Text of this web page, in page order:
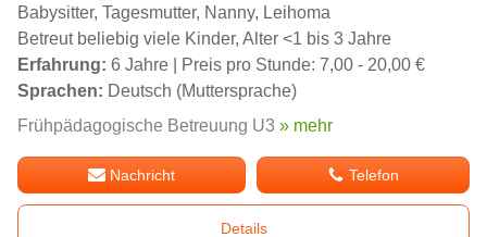
Babysitter, Tagesmutter, Nanny, Leihoma
Betreut beliebig viele Kinder, Alter <1 bis 3 Jahre
Erfahrung: 6 Jahre | Preis pro Stunde: 7,00 - 20,00 €
Sprachen: Deutsch (Muttersprache)
Frühpädagogische Betreuung U3 » mehr
Nachricht Telefon
Details